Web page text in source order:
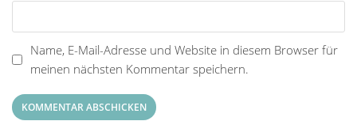
Name, E-Mail-Adresse und Website in diesem Browser für
meinen nächsten Kommentar speichern.